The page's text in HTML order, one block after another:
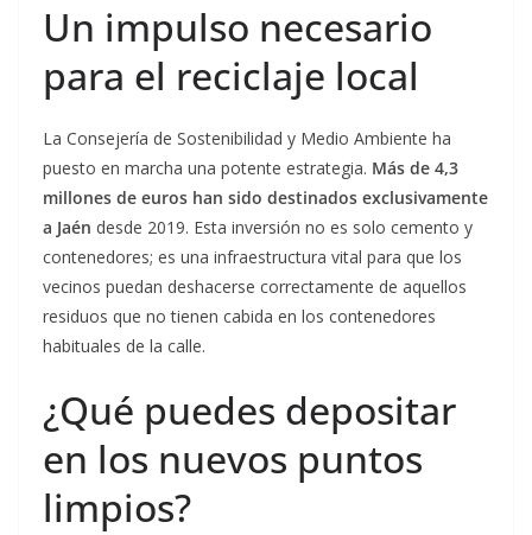
Un impulso necesario
para el reciclaje local
La Consejería de Sostenibilidad y Medio Ambiente ha
puesto en marcha una potente estrategia. Más de 4,3
millones de euros han sido destinados exclusivamente
a Jaén desde 2019. Esta inversión no es solo cemento y
contenedores; es una infraestructura vital para que los
vecinos puedan deshacerse correctamente de aquellos
residuos que no tienen cabida en los contenedores
habituales de la calle.
¿Qué puedes depositar
en los nuevos puntos
limpios?